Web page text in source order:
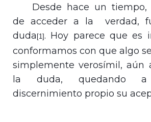
Desde hace un tiempo,
de acceder a la verdad,
duda [1]. Hoy parece que es
conformamos con que algo
simplemente verosímil, aún
la duda, quedando
discernimiento propio su